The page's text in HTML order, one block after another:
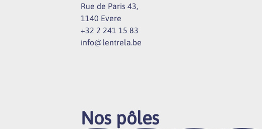
Rue de Paris 43,
1140 Evere
+32 2 241 15 83
info@lentrela.be
Nos pôles